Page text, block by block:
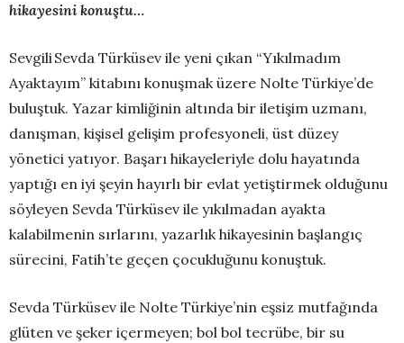
hikayesini konuştu…
Sevgili Sevda Türküsev ile yeni çıkan “Yıkılmadım
Ayaktayım” kitabını konuşmak üzere Nolte Türkiye’de
buluştuk. Yazar kimliğinin altında bir iletişim uzmanı,
danışman, kişisel gelişim profesyoneli, üst düzey
yönetici yatıyor. Başarı hikayeleriyle dolu hayatında
yaptığı en iyi şeyin hayırlı bir evlat yetiştirmek olduğunu
söyleyen Sevda Türküsev ile yıkılmadan ayakta
kalabilmenin sırlarını, yazarlık hikayesinin başlangıç
sürecini, Fatih’te geçen çocukluğunu konuştuk.
Sevda Türküsev ile Nolte Türkiye’nin eşsiz mutfağında
glüten ve şeker içermeyen; bol bol tecrübe, bir su